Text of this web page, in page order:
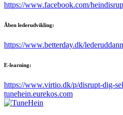
https://www.facebook.com/
Åben lederudvikling:
https://www.betterday.dk/
E-learning:
https://www.virtio.dk/p/disrupt-dig-
tunehein.eurekos.com